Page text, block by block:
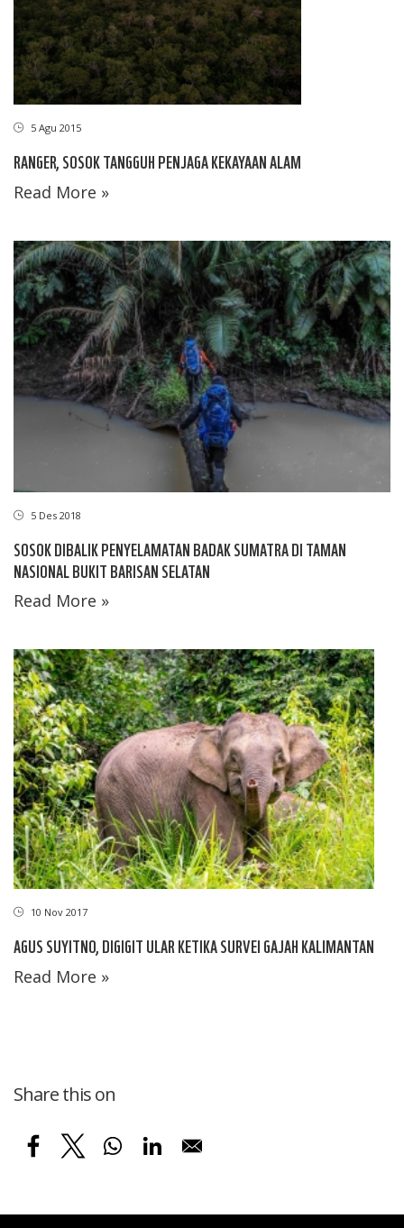
5 Agu 2015
RANGER, SOSOK TANGGUH PENJAGA KEKAYAAN ALAM
Read More »
5 Des 2018
SOSOK DIBALIK PENYELAMATAN BADAK SUMATRA DI TAMAN
NASIONAL BUKIT BARISAN SELATAN
Read More »
10 Nov 2017
AGUS SUYITNO, DIGIGIT ULAR KETIKA SURVEI GAJAH KALIMANTAN
Read More »
Share this on